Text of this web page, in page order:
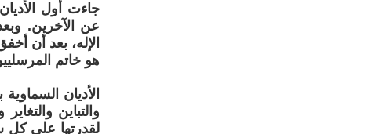
جاءت أول
عن الآخرين.
الإله، بعد أن
هو خاتم
الأديان
والتباين
لقدرتها على